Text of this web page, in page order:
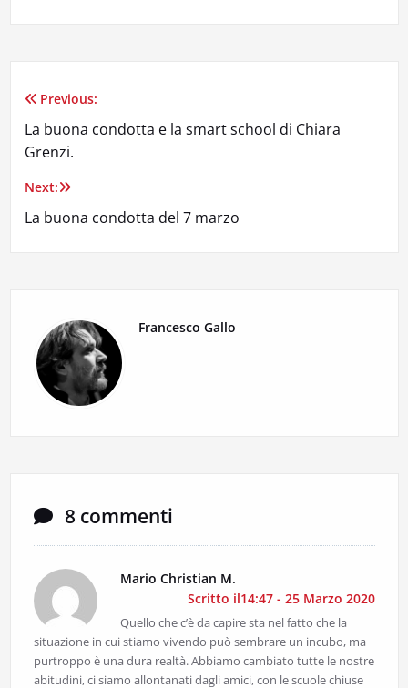
Navigazione
articoli
Previous:
La buona condotta e la smart school di Chiara
Grenzi.
Next:
La buona condotta del 7 marzo
Francesco Gallo
8 commenti
Mario Christian M.
Scritto il14:47 - 25 Marzo 2020
Quello che c’è da capire sta nel fatto che la
situazione in cui stiamo vivendo può sembrare un incubo, ma
purtroppo è una dura realtà. Abbiamo cambiato tutte le nostre
abitudini, ci siamo allontanati dagli amici, con le scuole chiuse